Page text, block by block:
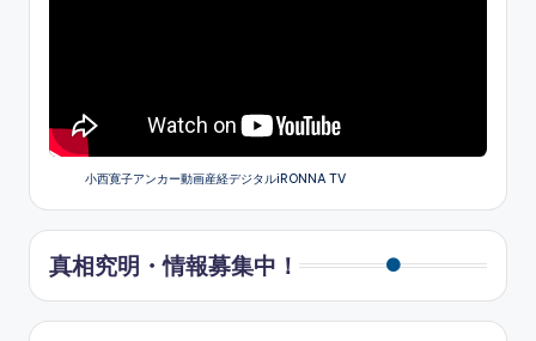
小西寛子アンカー動画産経デジタルiRONNA TV
真相究明・情報募集中！